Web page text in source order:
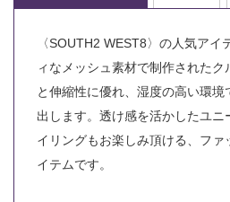
〈SOUTH2 WEST8〉の人気アイ
ィなメッシュ素材で制作された
と伸縮性に優れ、湿度の高い環
出します。透け感を活かしたユニ
イリングもお楽しみ頂ける、ファ
イテムです。